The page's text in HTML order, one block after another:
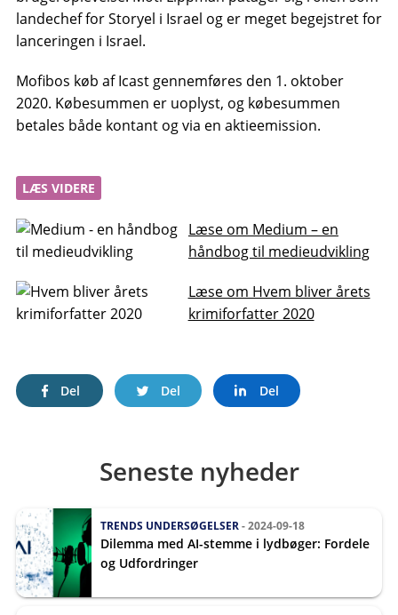
landechef for Storyel i Israel og er meget begejstret for
lanceringen i Israel.
Mofibos køb af Icast gennemføres den 1. oktober
2020. Købesummen er uoplyst, og købesummen
betales både kontant og via en aktieemission.
LÆS VIDERE
Læse om Medium – en
håndbog til medieudvikling
Læse om Hvem bliver årets
krimiforfatter 2020
Del Del Del
Seneste nyheder
TRENDS UNDERSØGELSER- 2024-09-18
Dilemma med AI-stemme i lydbøger: Fordele
og Udfordringer